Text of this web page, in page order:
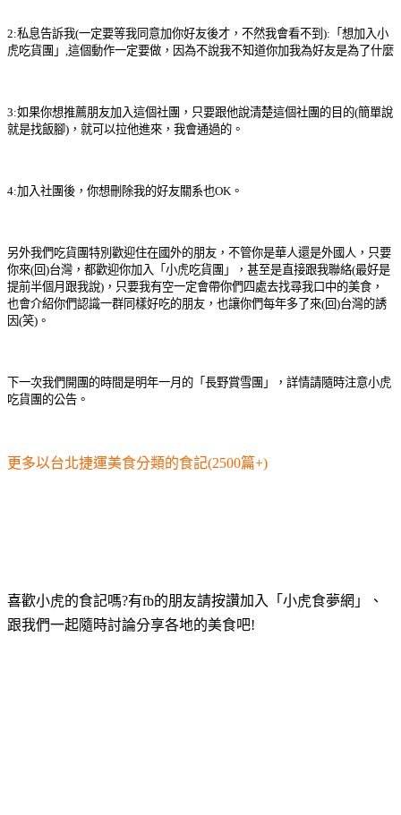
2:私息告訴我(一定要等我同意加你好友後才，不然我會看不到):「想加入小
虎吃貨團」,這個動作一定要做，因為不說我不知道你加我為好友是為了什麼
3:如果你想推薦朋友加入這個社團，只要跟他說清楚這個社團的目的(簡單說
就是找飯腳)，就可以拉他進來，我會通過的。
4:加入社團後，你想刪除我的好友關系也OK。
另外我們吃貨團特別歡迎住在國外的朋友，不管你是華人還是外國人，只要
你來(回)台灣，都歡迎你加入「小虎吃貨團」，甚至是直接跟我聯絡(最好是
提前半個月跟我說)，只要我有空一定會帶你們四處去找尋我口中的美食，
也會介紹你們認識一群同樣好吃的朋友，也讓你們每年多了來(回)台灣的誘
因(笑)。
下一次我們開團的時間是明年一月的「長野賞雪團」，詳情請隨時注意小虎
吃貨團的公告。
更多以台北捷運美食分類的食記(2500篇+)
喜歡小虎的食記嗎?有fb的朋友請按讚加入「小虎食夢網」、
跟我們一起隨時討論分享各地的美食吧!